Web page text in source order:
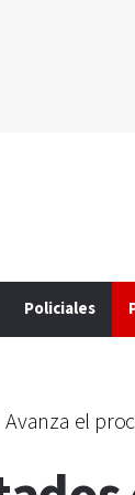
Policiales
Avanza el